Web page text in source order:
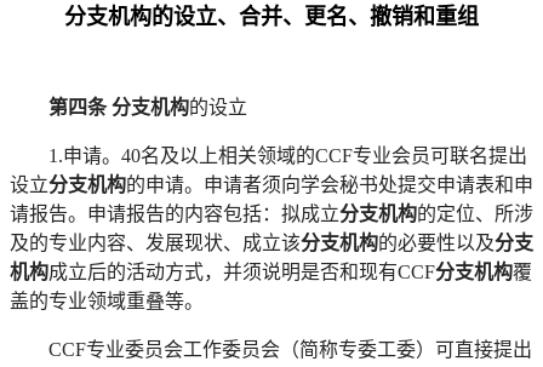
分支机构的设立、合并、更名、撤销和重组
第四条 分支机构的设立
1.申请。40名及以上相关领域的CCF专业会员可联名提出
设立分支机构的申请。申请者须向学会秘书处提交申请表和申
请报告。申请报告的内容包括：拟成立分支机构的定位、所涉
及的专业内容、发展现状、成立该分支机构的必要性以及分支
机构成立后的活动方式，并须说明是否和现有CCF分支机构覆
盖的专业领域重叠等。
CCF专业委员会工作委员会（简称专委工委）可直接提出